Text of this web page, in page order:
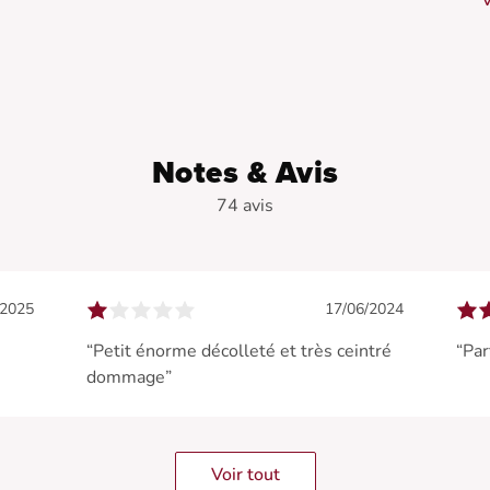
Notes & Avis
74 avis
17/06/2024
“Petit énorme décolleté et très ceintré
dommage”
Voir tout